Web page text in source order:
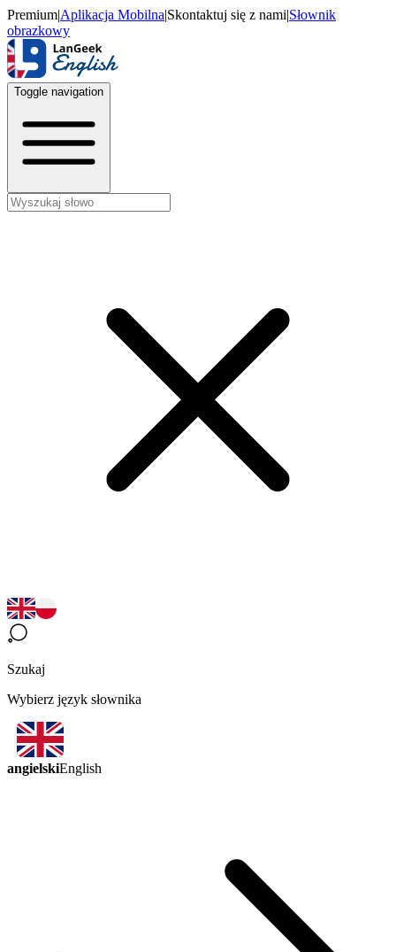
Premium|Aplikacja Mobilna|Skontaktuj się z nami|Słownik
obrazkowy
Toggle navigation
Szukaj
Wybierz język słownika
angielskiEnglish